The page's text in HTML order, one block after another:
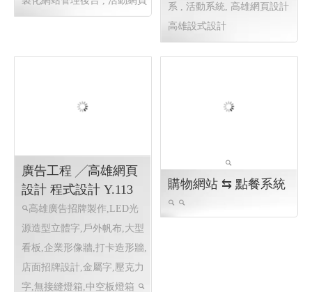
計 程式設計 Y.113
嶼山舞 玩野音樂祭 高雄網
頁設計 高雄設式設計 高雄網
站設計
RWD 響應式網頁設
計
RWD 響應式網頁設計, 客
製化網站管理後台 , 活動網頁
新南美窗簾設計公司 │
高雄窗簾設計推薦 窗簾設
計 調光簾設計 百葉窗設計 捲
簾設計 羅馬簾設計 拉門設計